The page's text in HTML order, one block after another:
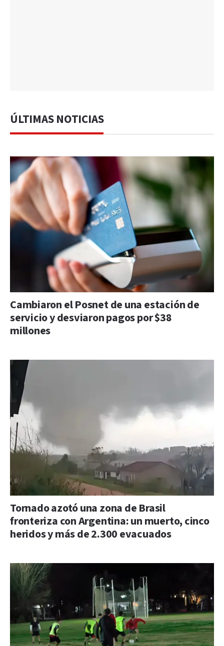
ÚLTIMAS NOTICIAS
Cambiaron el Posnet de una estación de
servicio y desviaron pagos por $38
millones
Tornado azotó una zona de Brasil
fronteriza con Argentina: un muerto, cinco
heridos y más de 2.300 evacuados